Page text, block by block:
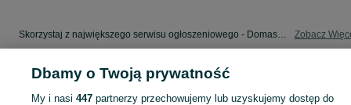
Skorzystaj z największego serwisu ogłoszeniowego - Domasławice i okolice! - kupuj lub sprzedawaj jeszcze wygodniej w kategorii Pozostałe! Zobacz
Mapa kategorii
Mapa miejscowości
Dbamy o Twoją prywatność
My i nasi447 partnerzy przechowujemy lub uzyskujemy dostęp do